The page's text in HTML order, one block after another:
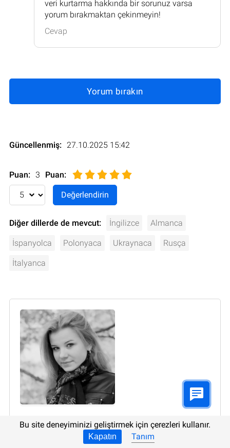
veri kurtarma hakkında bir sorunuz varsa
yorum bırakmaktan çekinmeyin!
Cevap
Yorum bırakın
Güncellenmiş: 27.10.2025 15:42
Puan: 3 Puan:
Diğer dillerde de mevcut: İngilizce Almanca
İspanyolca Polonyaca Ukraynaca Rusça
İtalyanca
Yazar: Oksana Arabadzhy, Teknik yazar
Oksana Arabadzhy. Ukraynaca-Türkçe, İngilizce-
Bu site deneyiminizi geliştirmek için çerezleri kullanır.
Kapatın Tanım